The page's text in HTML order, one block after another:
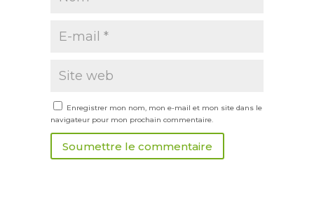
Enregistrer mon nom, mon e-mail et mon site dans le
navigateur pour mon prochain commentaire.
Soumettre le commentaire